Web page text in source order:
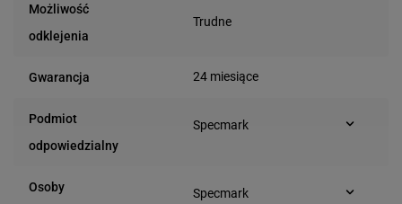
Możliwość
odklejenia
Trudne
Gwarancja 24 miesiące
Podmiot
odpowiedzialny
Specmark
e-mail: gspr@ptmb.pl
Osoby Specmark